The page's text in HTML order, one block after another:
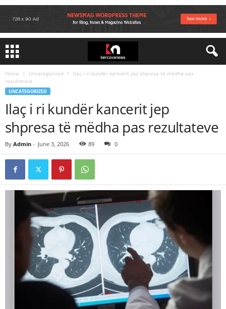
Home Uncategorized
Ilaç i ri kundër kancerit jep shpresa të mëdha pas
rezultateve
UNCATEGORIZED
Ilaç i ri kundër kancerit jep
shpresa të mëdha pas rezultateve
By Admin - June 3, 2026 89 0